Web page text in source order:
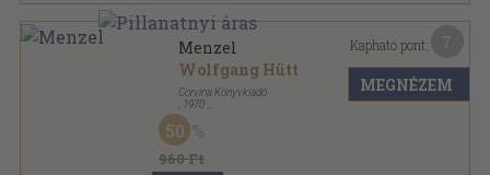
Menzel
Wolfgang Hütt
Corvina Könyvkiadó
1970
Fűzött papírkötés
A művészet kiskönyvtára sorozat
960 Ft
50
Kapható pont:
MEGNÉZEM